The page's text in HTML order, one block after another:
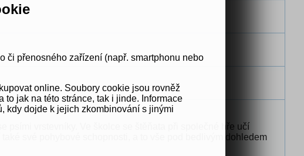
či přenosného zařízení (např. smartphonu nebo
online. Soubory cookie jsou rovněž
jak na této stránce, tak i jinde. Informace
kdy dojde k jejich zkombinování s jinými
psími vrstevníky. Ve školce se štěňata při společné hře učí
své pohybové schopnosti, a to vše pod bedlivým dohledem